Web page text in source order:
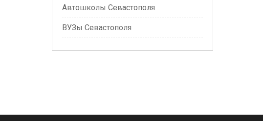
Автошколы Севастополя
ВУЗы Севастополя